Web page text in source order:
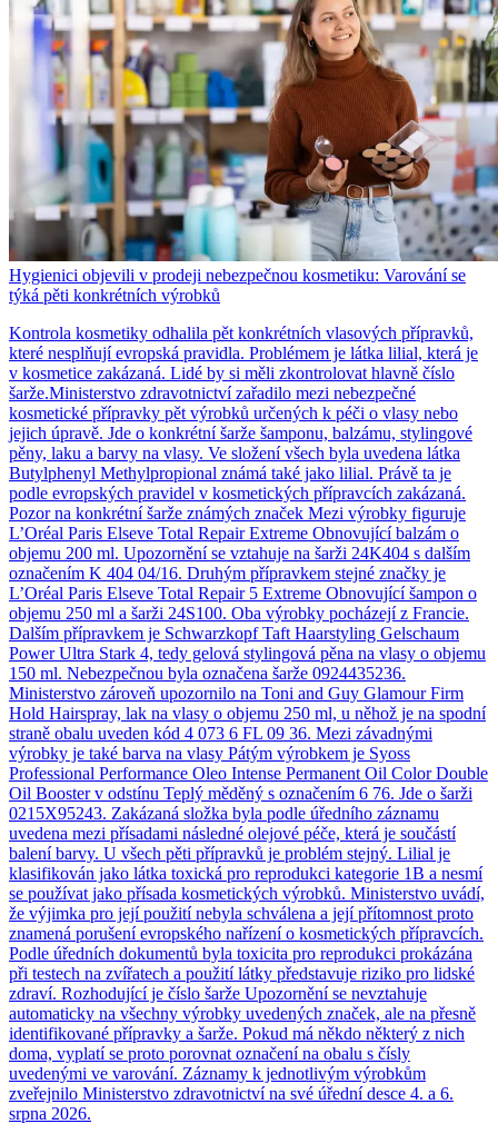
Hygienici objevili v prodeji nebezpečnou kosmetiku: Varování se
týká pěti konkrétních výrobků
Kontrola kosmetiky odhalila pět konkrétních vlasových přípravků,
které nesplňují evropská pravidla. Problémem je látka lilial, která je
v kosmetice zakázaná. Lidé by si měli zkontrolovat hlavně číslo
šarže.Ministerstvo zdravotnictví zařadilo mezi nebezpečné
kosmetické přípravky pět výrobků určených k péči o vlasy nebo
jejich úpravě. Jde o konkrétní šarže šamponu, balzámu, stylingové
pěny, laku a barvy na vlasy. Ve složení všech byla uvedena látka
Butylphenyl Methylpropional známá také jako lilial. Právě ta je
podle evropských pravidel v kosmetických přípravcích zakázaná.
Pozor na konkrétní šarže známých značek Mezi výrobky figuruje
L’Oréal Paris Elseve Total Repair Extreme Obnovující balzám o
objemu 200 ml. Upozornění se vztahuje na šarži 24K404 s dalším
označením K 404 04/16. Druhým přípravkem stejné značky je
L’Oréal Paris Elseve Total Repair 5 Extreme Obnovující šampon o
objemu 250 ml a šarži 24S100. Oba výrobky pocházejí z Francie.
Dalším přípravkem je Schwarzkopf Taft Haarstyling Gelschaum
Power Ultra Stark 4, tedy gelová stylingová pěna na vlasy o objemu
150 ml. Nebezpečnou byla označena šarže 0924435236.
Ministerstvo zároveň upozornilo na Toni and Guy Glamour Firm
Hold Hairspray, lak na vlasy o objemu 250 ml, u něhož je na spodní
straně obalu uveden kód 4 073 6 FL 09 36. Mezi závadnými
výrobky je také barva na vlasy Pátým výrobkem je Syoss
Professional Performance Oleo Intense Permanent Oil Color Double
Oil Booster v odstínu Teplý měděný s označením 6 76. Jde o šarži
0215X95243. Zakázaná složka byla podle úředního záznamu
uvedena mezi přísadami následné olejové péče, která je součástí
balení barvy. U všech pěti přípravků je problém stejný. Lilial je
klasifikován jako látka toxická pro reprodukci kategorie 1B a nesmí
se používat jako přísada kosmetických výrobků. Ministerstvo uvádí,
že výjimka pro její použití nebyla schválena a její přítomnost proto
znamená porušení evropského nařízení o kosmetických přípravcích.
Podle úředních dokumentů byla toxicita pro reprodukci prokázána
při testech na zvířatech a použití látky představuje riziko pro lidské
zdraví. Rozhodující je číslo šarže Upozornění se nevztahuje
automaticky na všechny výrobky uvedených značek, ale na přesně
identifikované přípravky a šarže. Pokud má někdo některý z nich
doma, vyplatí se proto porovnat označení na obalu s čísly
uvedenými ve varování. Záznamy k jednotlivým výrobkům
zveřejnilo Ministerstvo zdravotnictví na své úřední desce 4. a 6.
srpna 2026.